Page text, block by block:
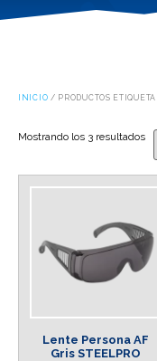
INICIO / PRODUCTOS
Mostrando los 3 resultados
Lente Persona AF
Gris STEELPRO